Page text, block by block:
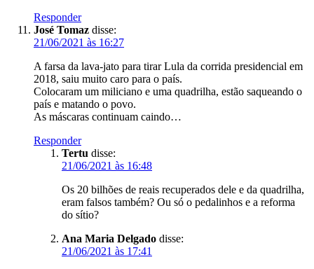
Responder
José Tomaz disse:
21/06/2021 às 16:27
A farsa da lava-jato para tirar Lula da corrida presidencial em
2018, saiu muito caro para o país.
Colocaram um miliciano e uma quadrilha, estão saqueando o
país e matando o povo.
As máscaras continuam caindo…
Responder
Tertu disse:
21/06/2021 às 16:48
Os 20 bilhões de reais recuperados dele e da quadrilha,
eram falsos também? Ou só o pedalinhos e a reforma
do sítio?
Ana Maria Delgado disse:
21/06/2021 às 17:41